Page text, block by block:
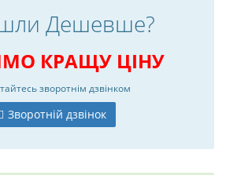
Дешевше?
КРАЩУ ЦІНУ
зворотнім дзвінком
Зворотній дзвінок